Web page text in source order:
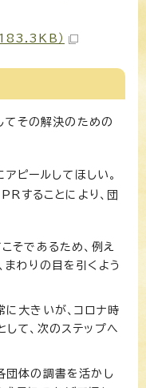
183.3KB）
てその解決のための
ピールしてほしい。
することにより、団
そであるため、例え
わりの目を引くよう
大きいが、コロナ時
て、次のステップへ
団体の調書を活かし